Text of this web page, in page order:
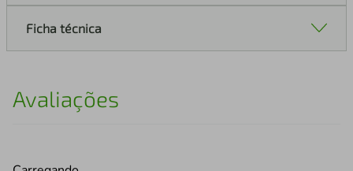
Ficha técnica
Avaliações